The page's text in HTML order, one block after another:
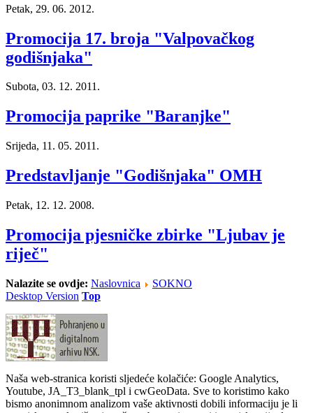
Petak, 29. 06. 2012.
Promocija 17. broja "Valpovačkog
godišnjaka"
Subota, 03. 12. 2011.
Promocija paprike "Baranjke"
Srijeda, 11. 05. 2011.
Predstavljanje "Godišnjaka" OMH
Petak, 12. 12. 2008.
Promocija pjesničke zbirke "Ljubav je
riječ"
Nalazite se ovdje: Naslovnica
SOKNO
Desktop Version Top
Naša web-stranica koristi sljedeće kolačiće: Google Analytics,
Youtube, JA_T3_blank_tpl i cwGeoData. Sve to koristimo kako
bismo anonimnom analizom vaše aktivnosti dobili informaciju je li